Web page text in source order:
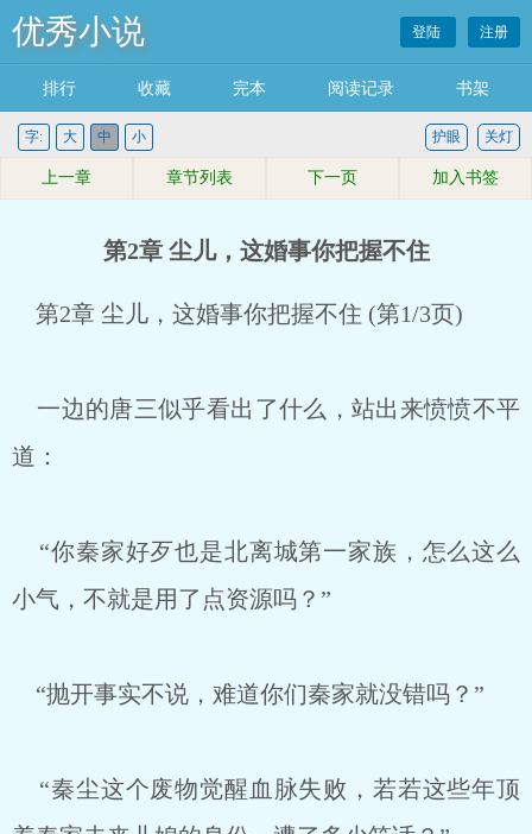
优秀小说 登陆 注册
排行 收藏 完本 阅读记录 书架
字: 大 中 小 关灯
护眼
上一章 章节列表 下一页 加入书签
第2章 尘儿，这婚事你把握不住
第2章 尘儿，这婚事你把握不住 (第1/3页)
一边的唐三似乎看出了什么，站出来愤愤不平
道：
“你秦家好歹也是北离城第一家族，怎么这么
小气，不就是用了点资源吗？”
“抛开事实不说，难道你们秦家就没错吗？”
“秦尘这个废物觉醒血脉失败，若若这些年顶